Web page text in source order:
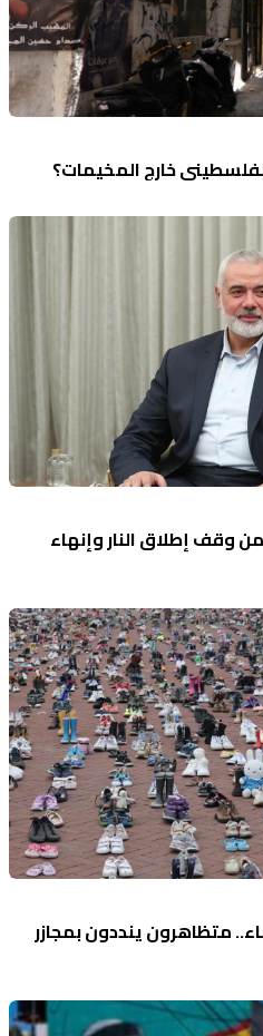
خارج المخيمات؟
وقف إطلاق النار وإنهاء
متظاهرون ينددون بمجازر